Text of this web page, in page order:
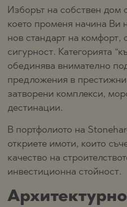
Изборът на собствен дом
което променя начина Ви
нов стандарт на комфорт,
сигурност. Категорията
обединява внимателно
предложения в
затворени комплекси,
дестинации.
В портфолиото на
откриете имоти, които
качество на
инвестиционна стойност.
Архитектурно